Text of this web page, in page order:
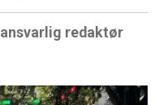
ansvarlig redaktør